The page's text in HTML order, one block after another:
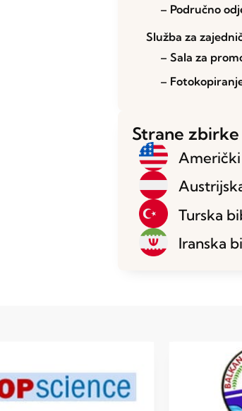
– Područno
Služba za
– Sala za
–
Strane zbirke
Turska
Iranska